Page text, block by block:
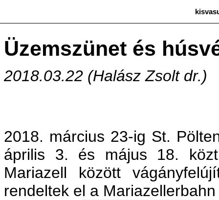
Üzemszünet és
2018.03.22 (Halász Zsolt dr.)
2018. március 23-ig St.
április 3. és május 18.
Mariazell között
rendeltek el a